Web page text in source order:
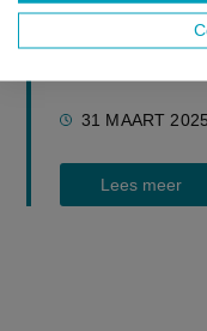
toonaangevend,
schuilen
31 MAART 2025
Lees meer